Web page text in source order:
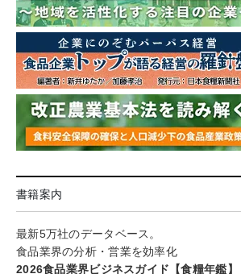
書籍案内
最新5万社のデータベース。
食品業界の分析・営業を効率化
2026食品業界ビジネスガイド【食糧年鑑】